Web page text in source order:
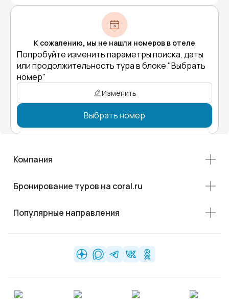
К сожалению, мы не нашли номеров в отеле
Попробуйте изменить параметры поиска, даты
или продолжительность тура в блоке "Выбрать
номер"
Изменить
Выбрать номер
Компания
Бронирование туров на coral.ru
Популярные направления